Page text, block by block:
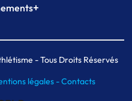
+
indoor
de Paris- Tous Droits Réservés
légales -Contacts